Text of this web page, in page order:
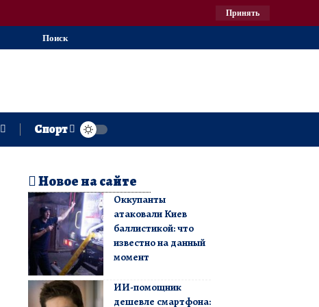
Принять
Поиск
Спорт
Новое на сайте
Оккупанты
атаковали Киев
баллистикой: что
известно на данный
момент
ИИ-помощник
дешевле смартфона: